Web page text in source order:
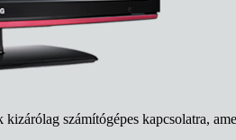
számítógépes kapcsolatra,